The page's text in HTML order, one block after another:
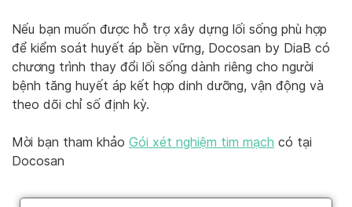
Nếu bạn muốn được hỗ trợ xây dựng lối sống phù hợp
để kiểm soát huyết áp bền vững, Docosan by DiaB có
chương trình thay đổi lối sống dành riêng cho người
bệnh tăng huyết áp kết hợp dinh dưỡng, vận động và
theo dõi chỉ số định kỳ.
Mời bạn tham khảo Gói xét nghiệm tim mạch có tại
Docosan